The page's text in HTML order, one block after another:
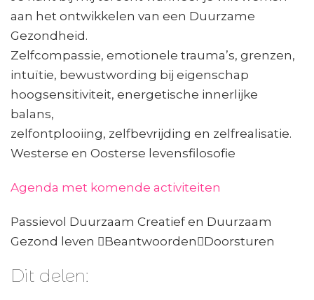
aan het ontwikkelen van een Duurzame
Gezondheid.
Zelfcompassie, emotionele trauma’s, grenzen,
intuïtie, bewustwording bij eigenschap
hoogsensitiviteit, energetische innerlijke
balans,
zelfontplooiing, zelfbevrijding en zelfrealisatie.
Westerse en Oosterse levensfilosofie
Agenda met komende activiteiten
Passievol Duurzaam Creatief en Duurzaam
Gezond leven BeantwoordenDoorsturen
Dit delen: